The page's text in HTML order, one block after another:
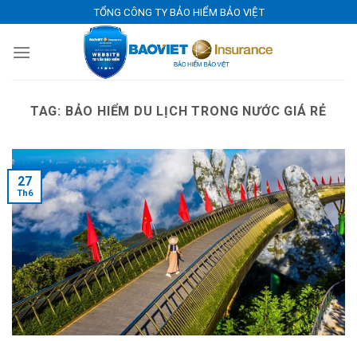
to
content
TỔNG CÔNG TY BẢO HIỂM BẢO VIỆT
TAG: BẢO HIỂM DU LỊCH TRONG NƯỚC GIÁ RẺ
27
Th6